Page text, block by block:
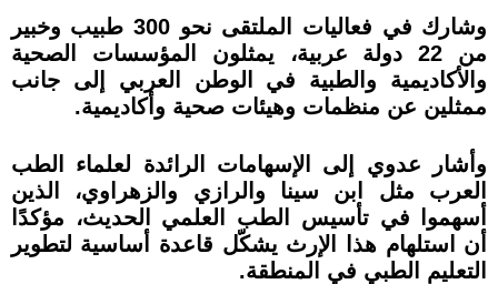
وشارك في فعاليات الملتقى نحو 300 طبيب وخبير
من 22 دولة عربية، يمثلون المؤسسات الصحية
والأكاديمية والطبية في الوطن العربي إلى جانب
ممثلين عن منظمات وهيئات صحية وأكاديمية.
وأشار عدوي إلى الإسهامات الرائدة لعلماء الطب
العرب مثل ابن سينا والرازي والزهراوي، الذين
أسهموا في تأسيس الطب العلمي الحديث، مؤكدًا
أن استلهام هذا الإرث يشكّل قاعدة أساسية لتطوير
التعليم الطبي في المنطقة.